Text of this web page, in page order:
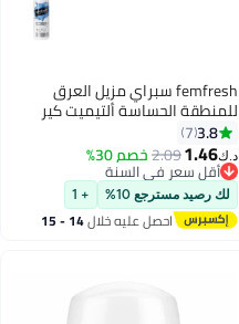
femfresh سبراي مزيل العرق
للمنطقة الحساسة ألتيميت كير
أكتيف فريش 125 مل
3.8
7
د.ك‏1.46
2.09خصم 30%
أقل سعر في السنة
أقل سعر في السنة
لك رصيد مسترجع 10% + 1
احصل عليه خلال 14 - 15